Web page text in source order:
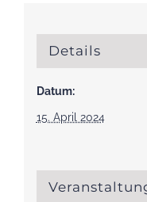
Details
Datum:
15. April 2024